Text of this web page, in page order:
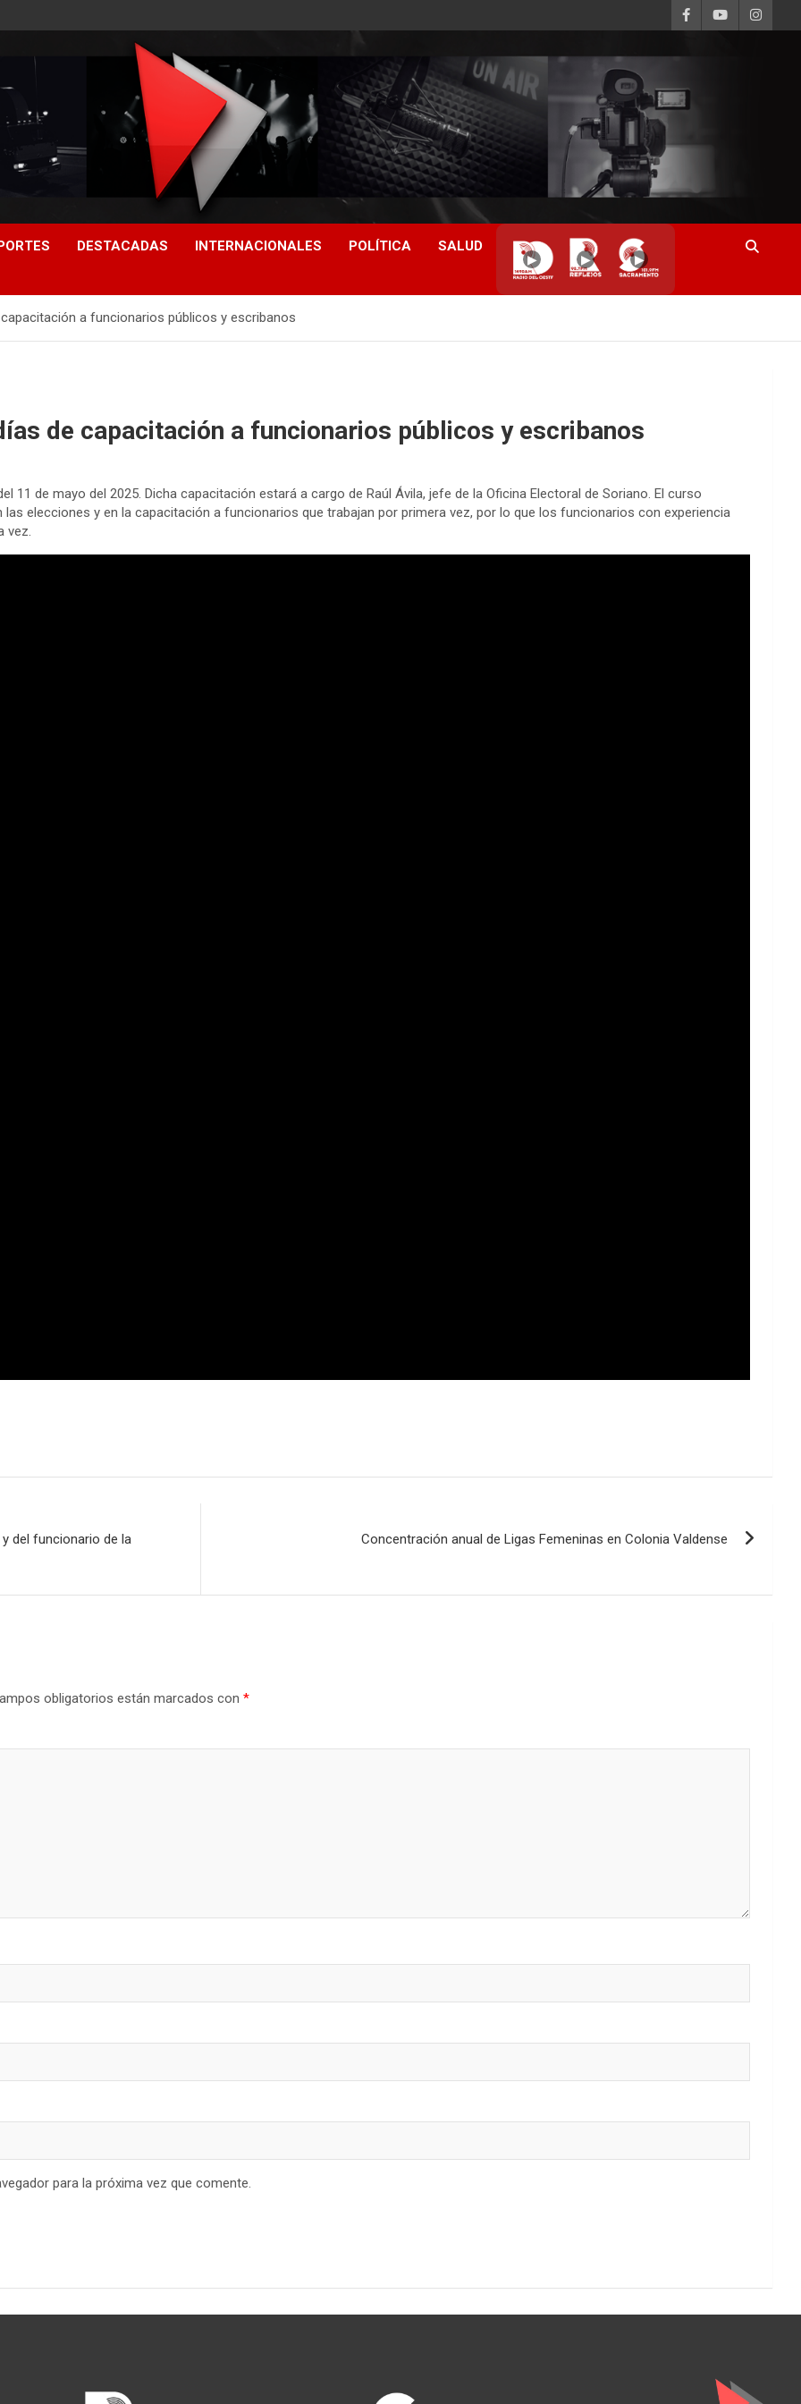
DESTACADAS INTERNACIONALES POLÍTICA SALUD
▶ ▶ ▶
a funcionarios públicos y escribanos
de capacitación a funcionarios públicos y escribanos
11 de mayo del 2025. Dicha capacitación estará a cargo de Raúl Ávila, jefe de la Oficina Electoral de Soriano. El curso
elecciones y en la capacitación a funcionarios que trabajan por primera vez, por lo que los funcionarios con experiencia
vez.
del funcionario de la
Concentración anual de Ligas Femeninas en Colonia Valdense
obligatorios están marcados con *
para la próxima vez que comente.